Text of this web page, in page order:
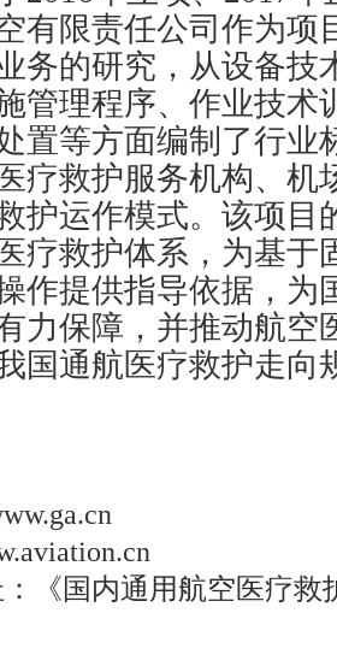
有限责任公司作为项
务的研究，从设备技
管理程序、作业技术
置等方面编制了行业
疗救护服务机构、机
护运作模式。该项目
疗救护体系，为基于
作提供指导依据，为
力保障，并推动航空
国通航医疗救护走向
《国内通用航空医疗